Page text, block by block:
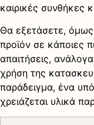
καιρικές συνθήκες
Θα εξετάσετε,
προϊόν σε κάποιες
απαιτήσεις,
χρήση της
παράδειγμα, ένα
χρειάζεται υλικά